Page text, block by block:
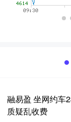
融易盈 坐网约车
质疑乱收费